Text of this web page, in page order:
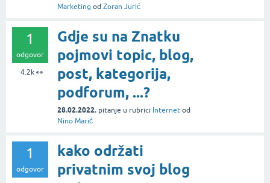
Marketing od Zoran Jurić
1
odgovor
4.2k👀
Gdje su na Znatku
pojmovi topic, blog,
post, kategorija,
podforum, ...?
28.02.2022. pitanje u rubrici Internet od
Nino Marić
1
odgovor
kako održati
privatnim svoj blog